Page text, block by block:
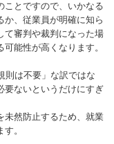
ことですので、いかなる
か、従業員が明確に知ら
て審判や裁判になった場
能性が高くなります。
則は不要」な訳ではな
要ないというだけにすぎ
未然防止するため、就業
。